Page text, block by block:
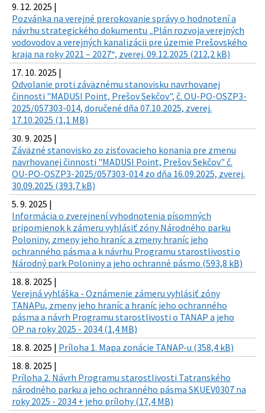
9. 12. 2025 |
Pozvánka na verejné prerokovanie správy o hodnotení a
návrhu strategického dokumentu „Plán rozvoja verejných
vodovodov a verejných kanalizácii pre územie Prešovského
kraja na roky 2021 – 2027“, zverej. 09.12.2025 (212,2 kB)
17. 10. 2025 |
Odvolanie proti záväznému stanovisku navrhovanej
činnosti "MADUSI Point, Prešov Sekčov", č. OU-PO-OSZP3-
2025/057303-014, doručené dňa 07.10.2025, zverej.
17.10.2025 (1,1 MB)
30. 9. 2025 |
Záväzné stanovisko zo zisťovacieho konania pre zmenu
navrhovanej činnosti "MADUSI Point, Prešov Sekčov" č.
OU-PO-OSZP3-2025/057303-014 zo dňa 16.09.2025, zverej.
30.09.2025 (393,7 kB)
5. 9. 2025 |
Informácia o zverejnení vyhodnotenia písomných
pripomienok k zámeru vyhlásiť zóny Národného parku
Poloniny, zmeny jeho hraníc a zmeny hraníc jeho
ochranného pásma a k návrhu Programu starostlivosti o
Národný park Poloniny a jeho ochranné pásmo (593,8 kB)
18. 8. 2025 |
Verejná vyhláška - Oznámenie zámeru vyhlásiť zóny
TANAPu, zmeny jeho hraníc a hraníc jeho ochranného
pásma a návrh Programu starostlivosti o TANAP a jeho
OP na roky 2025 - 2034 (1,4 MB)
18. 8. 2025 | Príloha 1. Mapa zonácie TANAP-u (358,4 kB)
18. 8. 2025 |
Príloha 2. Návrh Programu starostlivosti Tatranského
národného parku a jeho ochranného pásma SKUEV0307 na
roky 2025 - 2034 + jeho prílohy (17,4 MB)